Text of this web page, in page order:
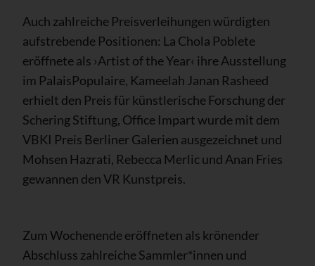
Auch zahlreiche Preisverleihungen würdigten
aufstrebende Positionen: La Chola Poblete
eröffnete als ›Artist of the Year‹ ihre Ausstellung
im PalaisPopulaire, Kameelah Janan Rasheed
erhielt den Preis für künstlerische Forschung der
Schering Stiftung, Office Impart wurde mit dem
VBKI Preis Berliner Galerien ausgezeichnet und
Mohsen Hazrati, Rebecca Merlic und Anan Fries
gewannen den VR Kunstpreis.
Zum Wochenende eröffneten als krönender
Abschluss zahlreiche Sammler*innen und